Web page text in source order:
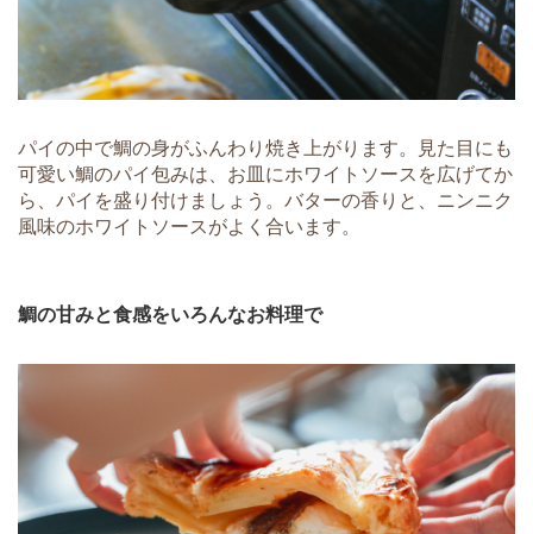
パイの中で鯛の身がふんわり焼き上がります。見た目にも
可愛い鯛のパイ包みは、お皿にホワイトソースを広げてか
ら、パイを盛り付けましょう。バターの香りと、ニンニク
風味のホワイトソースがよく合います。
鯛の甘みと食感をいろんなお料理で